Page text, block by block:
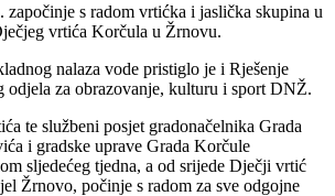
započinje s radom vrtićka i jaslička skupina u
vrtića Korčula u Žrnovu.
nalaza vode pristiglo je i Rješenje
odjela za obrazovanje, kulturu i sport DNŽ.
te službeni posjet gradonačelnika Grada
i gradske uprave Grada Korčule
sljedećeg tjedna, a od srijede Dječji vrtić
Žrnovo, počinje s radom za sve odgojne